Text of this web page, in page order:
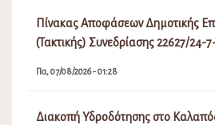
Πίνακας Αποφάσεων Δημοτικής
(Τακτικής) Συνεδρίασης 22627/24-
Πα, 07/08/2026 - 01:28
Διακοπή Υδροδότησης στο